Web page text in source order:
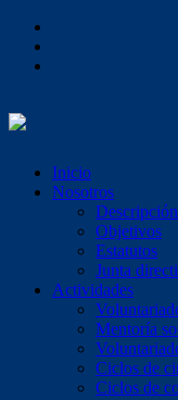
Inicio
Nosotros
Descripción
Objetivos
Estatutos
Junta
Actividades
Mentoría
Ciclos de
Ciclos de